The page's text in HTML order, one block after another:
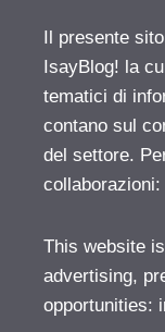
Il presente
IsayBlog! la
tematici di
contano sul
del settore.
collaborazioni:
This website
advertising,
opportunities: